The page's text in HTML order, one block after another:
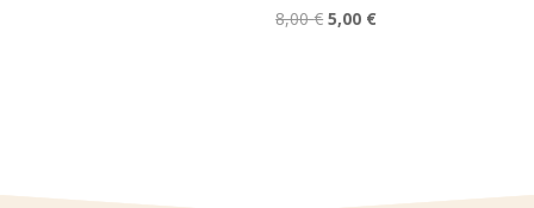
8,00€ Le
5,00 €Le